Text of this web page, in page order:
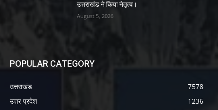
उत्तराखंड ने किया नेतृत्व।
August 5, 2026
POPULAR CATEGORY
उत्तराखंड
7578
उत्तर प्रदेश
1236